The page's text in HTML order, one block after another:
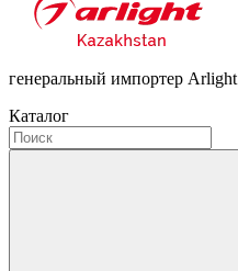
генеральный импортер Arlight
Каталог